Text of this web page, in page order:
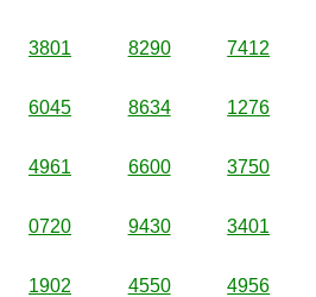
3801 8290 7412
6045 8634 1276
4961 6600 3750
0720 9430 3401
1902 4550 4956